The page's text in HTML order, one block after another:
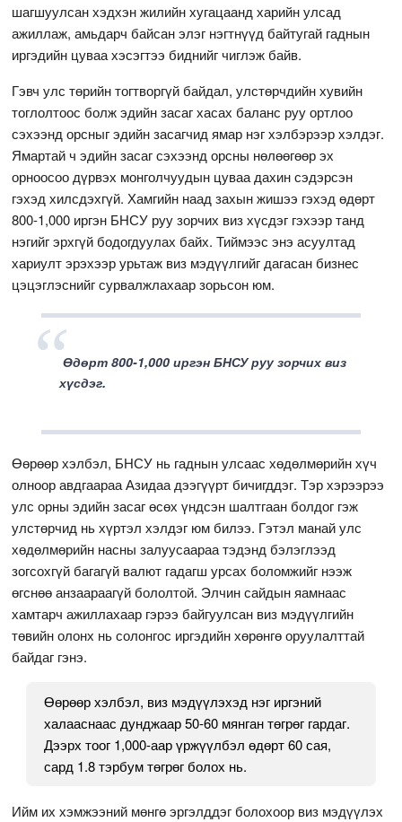
шагшуулсан хэдхэн жилийн хугацаанд харийн улсад
ажиллаж, амьдарч байсан элэг нэгтнүүд байтугай гаднын
иргэдийн цуваа хэсэгтээ биднийг чиглэж байв.
Гэвч улс төрийн тогтворгүй байдал, улстөрчдийн хувийн
тоглолтоос болж эдийн засаг хасах баланс руу ортлоо
сэхээнд орсныг эдийн засагчид ямар нэг хэлбэрээр хэлдэг.
Ямартай ч эдийн засаг сэхээнд орсны нөлөөгөөр эх
орноосоо дүрвэх монголчуудын цуваа дахин сэдэрсэн
гэхэд хилсдэхгүй. Хамгийн наад захын жишээ гэхэд өдөрт
800-1,000 иргэн БНСУ руу зорчих виз хүсдэг гэхээр танд
нэгийг эрхгүй бодогдуулах байх. Тиймээс энэ асуултад
хариулт эрэхээр урьтаж виз мэдүүлгийг дагасан бизнес
цэцэглэснийг сурвалжлахаар зорьсон юм.
Өдөрт 800-1,000 иргэн БНСУ руу зорчих виз
хүсдэг.
Өөрөөр хэлбэл, БНСУ нь гаднын улсаас хөдөлмөрийн хүч
олноор авдгаараа Азидаа дээгүүрт бичигддэг. Тэр хэрээрээ
улс орны эдийн засаг өсөх үндсэн шалтгаан болдог гэж
улстөрчид нь хүртэл хэлдэг юм билээ. Гэтэл манай улс
хөдөлмөрийн насны залуусаараа тэдэнд бэлэглээд
зогсохгүй багагүй валют гадагш урсах боломжийг нээж
өгснөө анзаараагүй бололтой. Элчин сайдын яамнаас
хамтарч ажиллахаар гэрээ байгуулсан виз мэдүүлгийн
төвийн олонх нь солонгос иргэдийн хөрөнгө оруулалттай
байдаг гэнэ.
Өөрөөр хэлбэл, виз мэдүүлэхэд нэг иргэний
халааснаас дунджаар 50-60 мянган төгрөг гардаг.
Дээрх тоог 1,000-аар үржүүлбэл өдөрт 60 сая,
сард 1.8 тэрбум төгрөг болох нь.
Ийм их хэмжээний мөнгө эргэлддэг болохоор виз мэдүүлэх